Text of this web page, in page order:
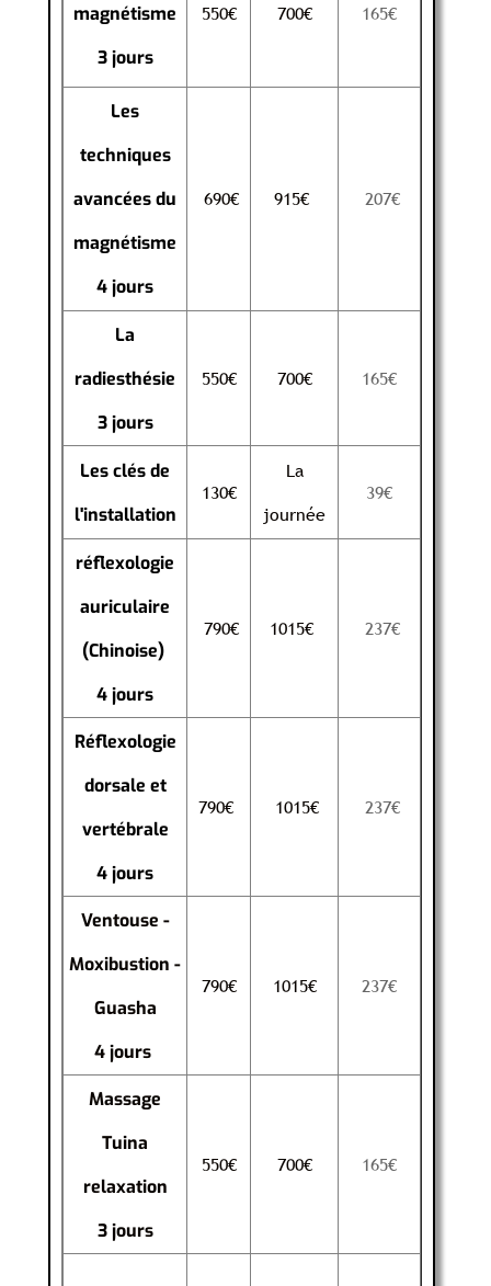
magnétisme
3 jours
550€ 700€ 165€
Les
techniques
avancées du
magnétisme
4 jours
690€ 915€ 207€
La
radiesthésie
3 jours
550€ 700€ 165€
Les clés de
l'installation
130€
La
journée
39€
réflexologie
auriculaire
(Chinoise)
4 jours
790€ 1015€ 237€
Réflexologie
dorsale et
vertébrale
4 jours
790€ 1015€ 237€
Ventouse -
Moxibustion -
Guasha
4 jours
790€ 1015€ 237€
Massage
Tuina
relaxation
3 jours
550€ 700€ 165€